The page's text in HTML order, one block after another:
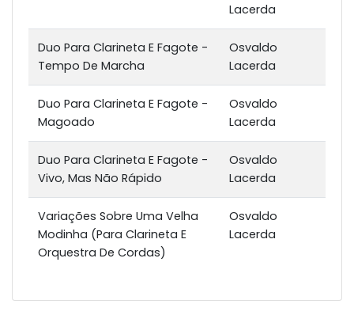
Lacerda
Duo Para Clarineta E Fagote -
Tempo De Marcha
Osvaldo
Lacerda
Duo Para Clarineta E Fagote -
Magoado
Osvaldo
Lacerda
Duo Para Clarineta E Fagote -
Vivo, Mas Não Rápido
Osvaldo
Lacerda
Variações Sobre Uma Velha
Modinha (Para Clarineta E
Orquestra De Cordas)
Osvaldo
Lacerda